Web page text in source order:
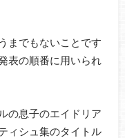
までもないことです
表の順番に用いられ
の息子のエイドリア
ィシュ集のタイトル